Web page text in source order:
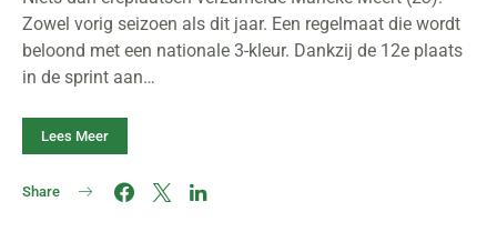
Zowel vorig seizoen als dit jaar. Een regelmaat die wordt
beloond met een nationale 3-kleur. Dankzij de 12e plaats
in de sprint aan…
Lees Meer
Share